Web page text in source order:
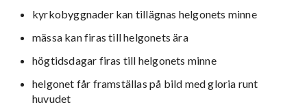
kyrkobyggnader kan tillägnas helgonets minne
mässa kan firas till helgonets ära
högtidsdagar firas till helgonets minne
helgonet får framställas på bild med gloria runt
huvudet